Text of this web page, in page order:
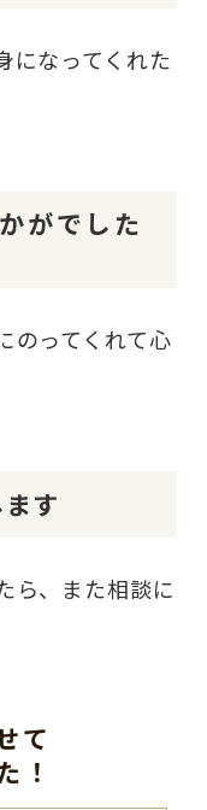
になってくれた
がでした
のってくれて心
す
ら、また相談に
て
！